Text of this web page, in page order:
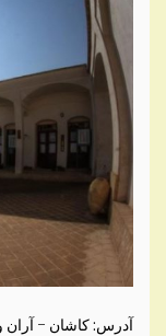
آدرس: کاشان – آران